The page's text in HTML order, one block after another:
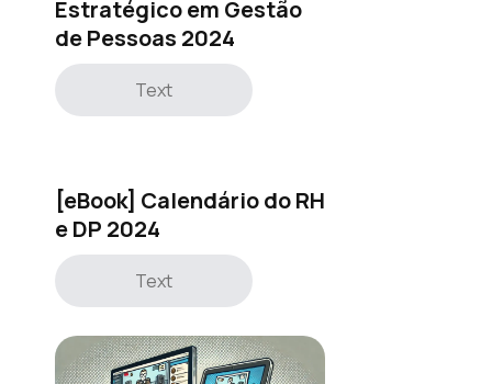
Estratégico em Gestão
de Pessoas 2024
Text
[eBook] Calendário do RH
e DP 2024
Text